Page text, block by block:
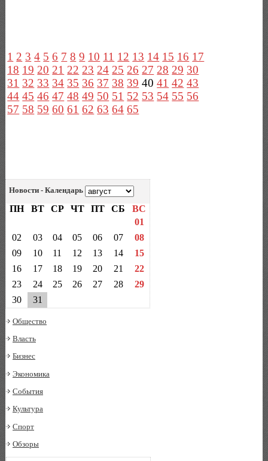
1 2 3 4 5 6 7 8 9 10 11 12 13 14 15 16 17
18 19 20 21 22 23 24 25 26 27 28 29 30
31 32 33 34 35 36 37 38 39 40 41 42 43
44 45 46 47 48 49 50 51 52 53 54 55 56
57 58 59 60 61 62 63 64 65
Новости - Календарь
ПН ВТ СР ЧТ ПТ СБ
ВС
01
02
03 04 05 06 07
08
09
10 11 12 13 14
15
16
17 18 19 20 21
22
23
24 25 26 27 28
29
30
31
Общество
Власть
Бизнес
Экономика
События
Культура
Спорт
Обзоры